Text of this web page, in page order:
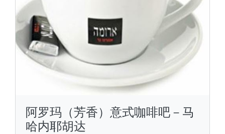
阿罗玛（芳香）意式咖啡吧－马
哈内耶胡达